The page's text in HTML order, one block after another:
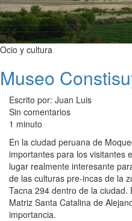
Ocio y cultura
Museo
Escrito por: Juan Luis
Sin comentarios
1 minuto
En la ciudad peruana de
importantes para los visitantes
lugar realmente interesante
de las culturas pre-incas de la
Tacna 294 dentro de la
Matriz Santa Catalina de
importancia.